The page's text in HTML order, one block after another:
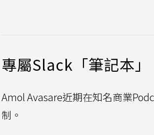
專屬Slack「筆記本
Amol Avasare近期在知名商業
制。